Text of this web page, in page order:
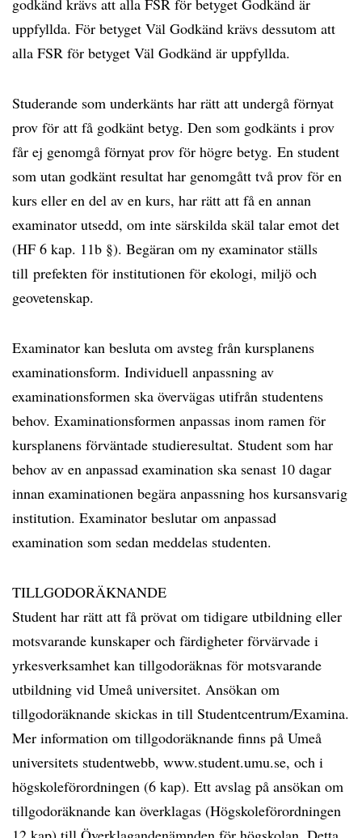
godkänd krävs att alla FSR för betyget Godkänd är
uppfyllda. För betyget Väl Godkänd krävs dessutom att
alla FSR för betyget Väl Godkänd är uppfyllda.
Studerande som underkänts har rätt att undergå förnyat
prov för att få godkänt betyg. Den som godkänts i prov
får ej genomgå förnyat prov för högre betyg. En student
som utan godkänt resultat har genomgått två prov för en
kurs eller en del av en kurs, har rätt att få en annan
examinator utsedd, om inte särskilda skäl talar emot det
(HF 6 kap. 11b §). Begäran om ny examinator ställs
till prefekten för institutionen för ekologi, miljö och
geovetenskap.
Examinator kan besluta om avsteg från kursplanens
examinationsform. Individuell anpassning av
examinationsformen ska övervägas utifrån studentens
behov. Examinationsformen anpassas inom ramen för
kursplanens förväntade studieresultat. Student som har
behov av en anpassad examination ska senast 10 dagar
innan examinationen begära anpassning hos kursansvarig
institution. Examinator beslutar om anpassad
examination som sedan meddelas studenten.
TILLGODORÄKNANDE
Student har rätt att få prövat om tidigare utbildning eller
motsvarande kunskaper och färdigheter förvärvade i
yrkesverksamhet kan tillgodoräknas för motsvarande
utbildning vid Umeå universitet. Ansökan om
tillgodoräknande skickas in till Studentcentrum/Examina.
Mer information om tillgodoräknande finns på Umeå
universitets studentwebb, www.student.umu.se, och i
högskoleförordningen (6 kap). Ett avslag på ansökan om
tillgodoräknande kan överklagas (Högskoleförordningen